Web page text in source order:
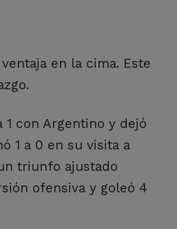
en la cima. Este
con Argentino y dejó
1 a 0 en su visita a
triunfo ajustado
ofensiva y goleó 4